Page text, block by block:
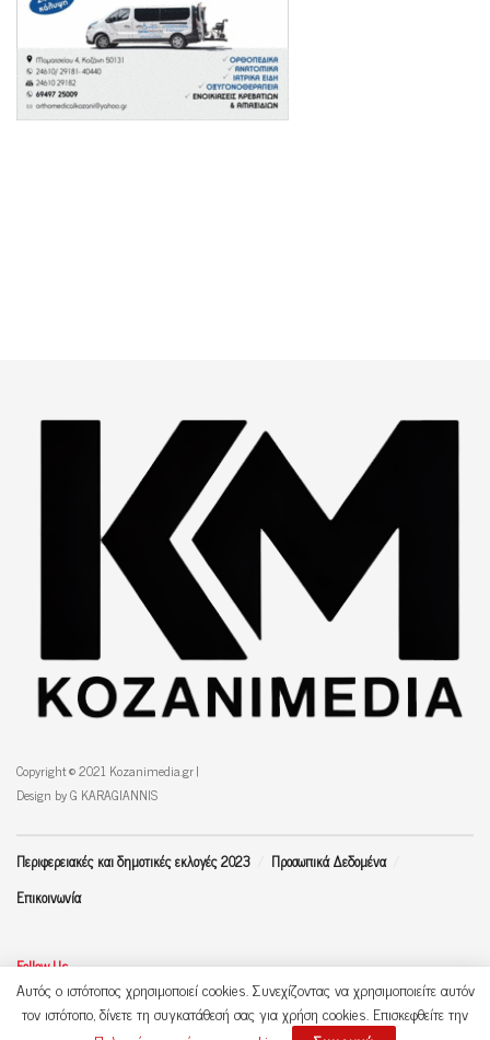
Copyright © 2021 Kozanimedia.gr |
Design by G KARAGIANNIS
Περιφερειακές και δημοτικές εκλογές 2023
Προσωπικά Δεδομένα
Επικοινωνία
Follow Us
Αυτός ο ιστότοπος χρησιμοποιεί cookies. Συνεχίζοντας να χρησιμοποιείτε αυτόν
τον ιστότοπο, δίνετε τη συγκατάθεσή σας για χρήση cookies. Επισκεφθείτε την